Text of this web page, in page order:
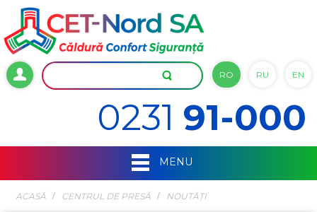
RO RU EN
0231 91-000
MENU
ACASĂ СENTRUL DE PRESĂ NOUTĂȚI